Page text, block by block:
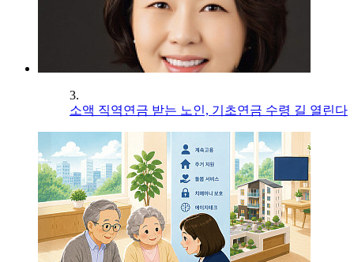
3.
소액 직역연금 받는 노인, 기초연금 수령 길 열린다